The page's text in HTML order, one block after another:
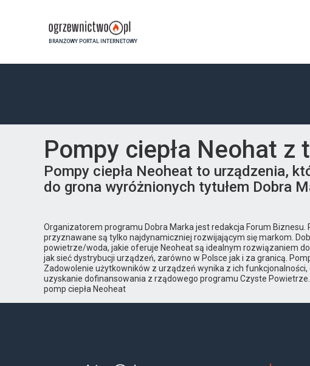
BRANŻOWY PORTAL INTERNETOWY
Pompy ciepła Neohat z
Pompy ciepła Neoheat to urządzenia,
do grona wyróżnionych tytułem Dobra
Organizatorem programu Dobra Marka jest redakcja Forum
przyznawane są tylko najdynamiczniej rozwijającym się markom.
powietrze/woda, jakie oferuje Neoheat są idealnym rozwiązaniem
jak sieć dystrybucji urządzeń, zarówno w Polsce jak i za granicą.
Zadowolenie użytkowników z urządzeń wynika z ich
uzyskanie dofinansowania z rządowego programu Czyste
pomp ciepła Neoheat